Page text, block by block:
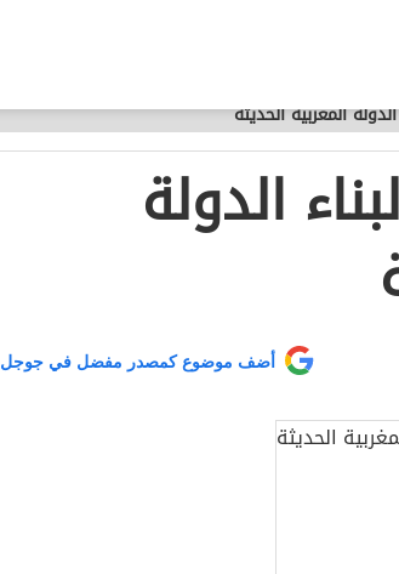
المغربية الحديثة
الدولة
أضف موضوع كمصدر مفضل في جوجل